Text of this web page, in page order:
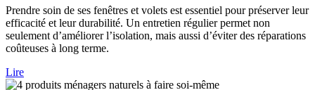
Prendre soin de ses fenêtres et volets est essentiel pour préserver leur
efficacité et leur durabilité. Un entretien régulier permet non
seulement d’améliorer l’isolation, mais aussi d’éviter des réparations
coûteuses à long terme.
Lire